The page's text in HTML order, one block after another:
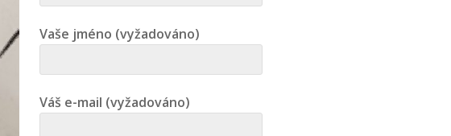
Vaše jméno (vyžadováno)
Váš e-mail (vyžadováno)